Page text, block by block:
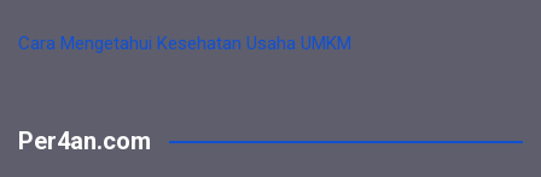
Cara Mengetahui Kesehatan Usaha UMKM
Per4an.com